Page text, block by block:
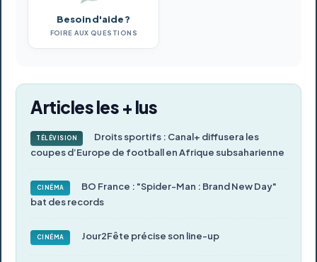
Besoin d'aide ?
FOIRE AUX QUESTIONS
Articles les + lus
TÉLÉVISION
Droits sportifs : Canal+ diffusera les
coupes d’Europe de football en Afrique subsaharienne
CINÉMA
BO France : "Spider-Man : Brand New Day"
bat des records
CINÉMA Jour2Fête précise son line-up